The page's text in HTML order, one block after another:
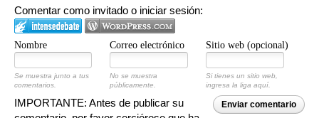
Comentar como invitado o iniciar sesión:
Nombre Correo electrónico Sitio web (opcional)
Se muestra junto a tus
comentarios.
No se muestra
públicamente.
Si tienes un sitio web,
ingresa la liga aquí.
Enviar comentario
IMPORTANTE: Antes de publicar su